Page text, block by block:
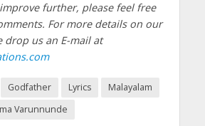
further, please feel free
For more details on our
drop us an E-mail at
Godfather Lyrics
Malayalam
Varunnunde